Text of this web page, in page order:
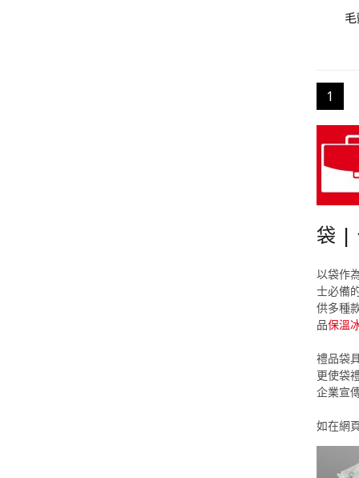
1
袋 |
以袋作
士必備
供多種
品保溫
禮品袋
更使袋
企業宣
如在網